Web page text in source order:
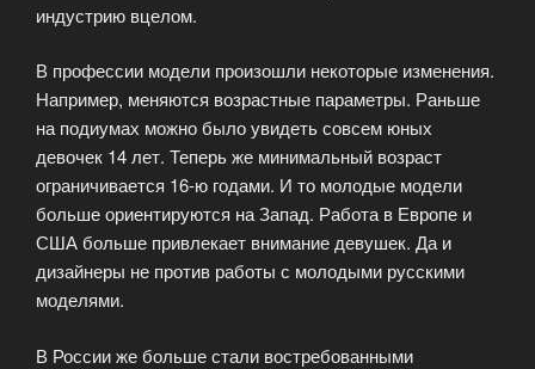
индустрию вцелом.
В профессии модели произошли некоторые изменения.
Например, меняются возрастные параметры. Раньше
на подиумах можно было увидеть совсем юных
девочек 14 лет. Теперь же минимальный возраст
ограничивается 16-ю годами. И то молодые модели
больше ориентируются на Запад. Работа в Европе и
США больше привлекает внимание девушек. Да и
дизайнеры не против работы с молодыми русскими
моделями.
В России же больше стали востребованными